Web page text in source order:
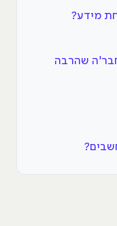
מידע?
חבר'ה שהרבה